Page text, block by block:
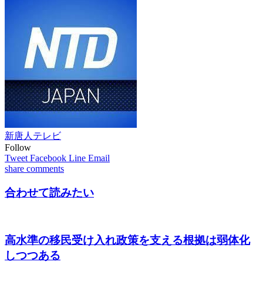
新唐人テレビ
Follow
Tweet Facebook Line Email
share comments
合わせて読みたい
高水準の移民受け入れ政策を支える根拠は弱体化
しつつある